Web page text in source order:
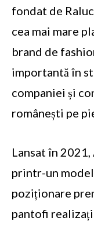
fondat de
cea mai mare
brand de
importantă în
companiei și
românești pe
Lansat în
printr-un
poziționare
pantofi realizați